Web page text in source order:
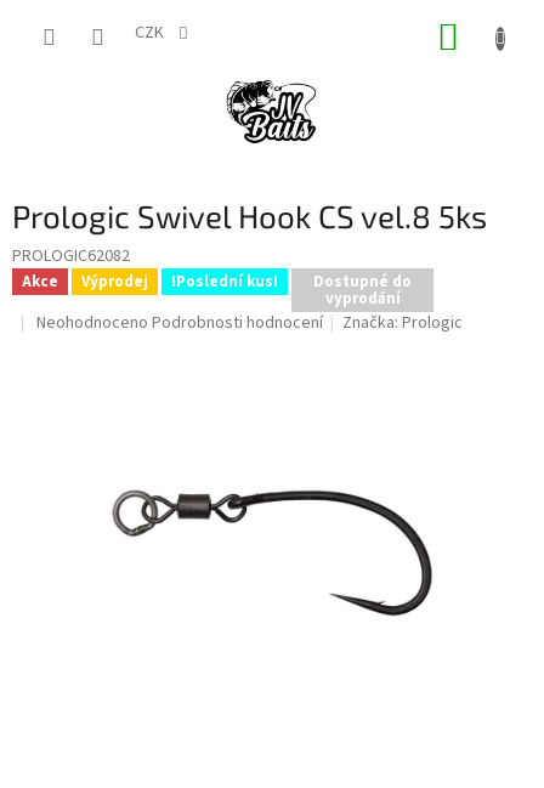
CZK
Prologic Swivel Hook CS vel.8 5ks
PROLOGIC62082
Akce Výprodej !Poslední kus! Dostupné do
vyprodání
Průměrné
Neohodnoceno Podrobnosti hodnocení Značka:Prologic